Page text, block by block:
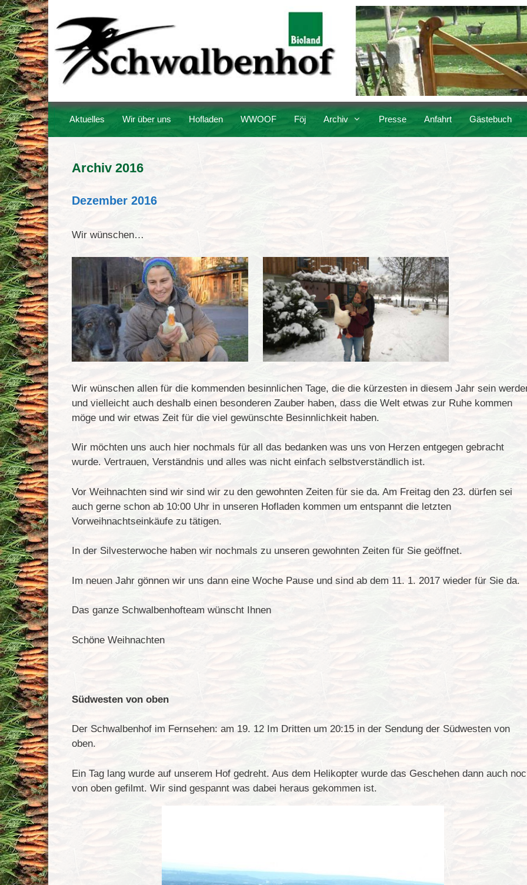
Zum
Inhalt
springen
Aktuelles Wir über uns Hofladen WWOOF Föj Archiv Presse Anfahrt Gästebuch
Archiv 2016
Dezember 2016
Wir wünschen…
Wir wünschen allen für die kommenden besinnlichen Tage, die die kürzesten in diesem Jahr sein
und vielleicht auch deshalb einen besonderen Zauber haben, dass die Welt etwas zur Ruhe kommen
möge und wir etwas Zeit für die viel gewünschte Besinnlichkeit haben.
Wir möchten uns auch hier nochmals für all das bedanken was uns von Herzen entgegen gebracht
wurde. Vertrauen, Verständnis und alles was nicht einfach selbstverständlich ist.
Vor Weihnachten sind wir sind wir zu den gewohnten Zeiten für sie da. Am Freitag den 23. dürfen sei
auch gerne schon ab 10:00 Uhr in unseren Hofladen kommen um entspannt die letzten
Vorweihnachtseinkäufe zu tätigen.
In der Silvesterwoche haben wir nochmals zu unseren gewohnten Zeiten für Sie geöffnet.
Im neuen Jahr gönnen wir uns dann eine Woche Pause und sind ab dem 11. 1. 2017 wieder für Sie da.
Das ganze Schwalbenhofteam wünscht Ihnen
Schöne Weihnachten
Südwesten von oben
Der Schwalbenhof im Fernsehen: am 19. 12 Im Dritten um 20:15 in der Sendung der Südwesten von
oben.
Ein Tag lang wurde auf unserem Hof gedreht. Aus dem Helikopter wurde das Geschehen dann auch
von oben gefilmt. Wir sind gespannt was dabei heraus gekommen ist.